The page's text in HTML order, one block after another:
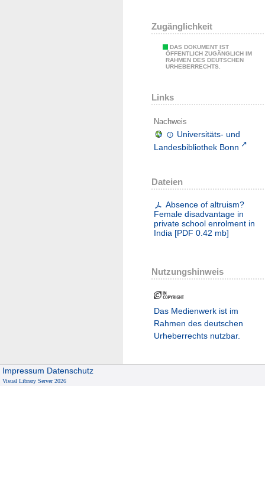
Zugänglichkeit
DAS DOKUMENT IST
ÖFFENTLICH ZUGÄNGLICH IM
RAHMEN DES DEUTSCHEN
URHEBERRECHTS.
Links
Nachweis
Universitäts- und
Landesbibliothek Bonn
Dateien
Absence of altruism?
Female disadvantage in
private school enrolment in
India [PDF 0.42 mb]
Nutzungshinweis
Das Medienwerk ist im
Rahmen des deutschen
Urheberrechts nutzbar.
Impressum Datenschutz
Visual Library Server 2026